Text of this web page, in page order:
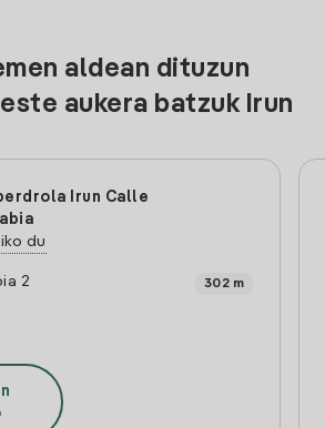
aldean dituzun
aukera batzuk Irun
Irun Calle
du
2
302 m